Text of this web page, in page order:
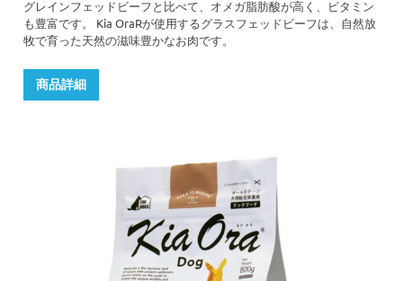
グレインフェッドビーフと比べて、オメガ脂肪酸が高く、ビタミン
も豊富です。 Kia OraRが使用するグラスフェッドビーフは、自然放
牧で育った天然の滋味豊かなお肉です。
商品詳細